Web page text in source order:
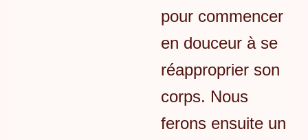
pour commencer
en douceur à se
réapproprier son
corps. Nous
ferons ensuite un